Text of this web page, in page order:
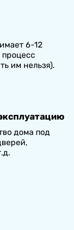
6-12
им нельзя).
дома под